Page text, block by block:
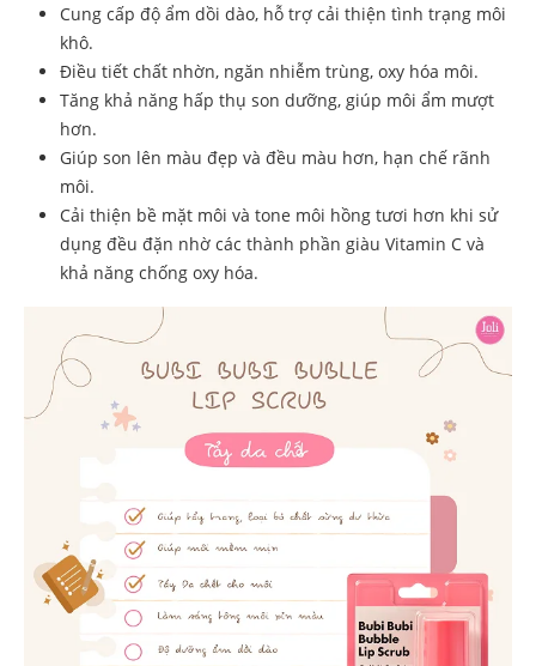
Cung cấp độ ẩm dồi dào, hỗ trợ cải thiện tình trạng môi
khô.
Điều tiết chất nhờn, ngăn nhiễm trùng, oxy hóa môi.
Tăng khả năng hấp thụ son dưỡng, giúp môi ẩm mượt
hơn.
Giúp son lên màu đẹp và đều màu hơn, hạn chế rãnh
môi.
Cải thiện bề mặt môi và tone môi hồng tươi hơn khi sử
dụng đều đặn nhờ các thành phần giàu Vitamin C và
khả năng chống oxy hóa.